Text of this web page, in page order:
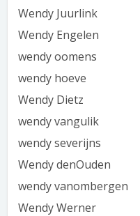
Wendy Juurlink
Wendy Engelen
wendy oomens
wendy hoeve
Wendy Dietz
wendy vangulik
wendy severijns
Wendy denOuden
wendy vanombergen
Wendy Werner